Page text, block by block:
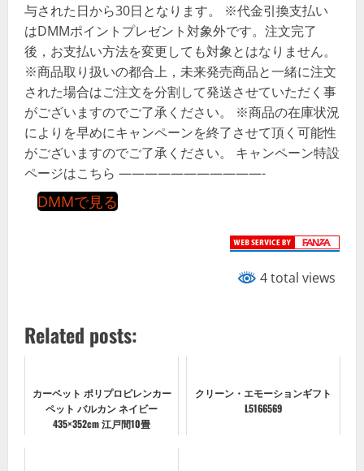
与された日から30日となります。 ※代金引換支払い
はDMMポイントプレゼント対象外です。注文完了
後，お支払い方法を変更しても対象とはなりません。
※商品取り扱いの都合上，未来発売商品と一緒に注文
された場合はご注文を分割して発送させていただく事
がございますのでご了承ください。 ※商品の在庫状況
によりを早めにキャンペーンを終了させて頂く可能性
がございますのでご了承ください。 キャンペーン特設
ページはこちら ———————————-
DMMで見る
4 total views
Related posts:
カーペット ポリプロピレンカー
ペット バルカン ネイビー
435×352cm 江戸間10畳
クリーン・エモーションギフト
L5166569